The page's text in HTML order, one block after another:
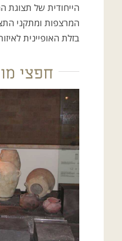
הייחודית של תצוגת
המרצפות ומתקני
בזלת האופיינית
חפצי